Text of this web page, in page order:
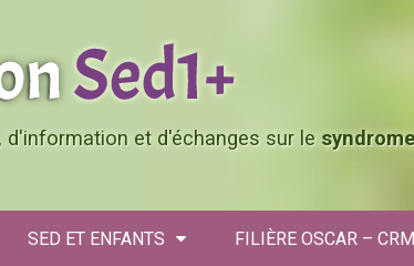
et d'échanges sur le
SED ET ENFANTS FILIÈRE OSCAR –